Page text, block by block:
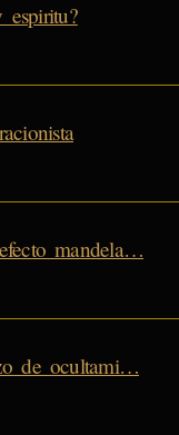
mandela…
de ocultami…